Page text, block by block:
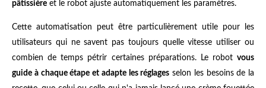
pâtissière et le robot ajuste automatiquement les paramètres.
Cette automatisation peut être particulièrement utile pour les
utilisateurs qui ne savent pas toujours quelle vitesse utiliser ou
combien de temps pétrir certaines préparations. Le robot vous
guide à chaque étape et adapte les réglages selon les besoins de la